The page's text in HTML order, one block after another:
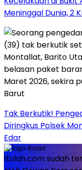
Meninggal Dunia, 2
Tak Berkutik!
Diringkus Polsek
Edar
1tulah.com sudah